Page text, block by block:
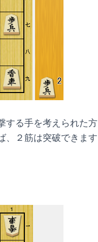
する手を考えられた方
、２筋は突破できます